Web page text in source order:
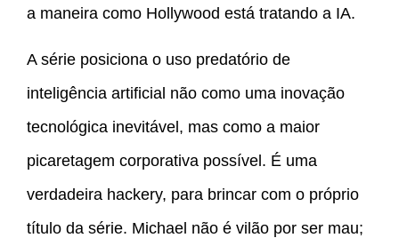
a maneira como Hollywood está tratando a IA.
A série posiciona o uso predatório de
inteligência artificial não como uma inovação
tecnológica inevitável, mas como a maior
picaretagem corporativa possível. É uma
verdadeira hackery, para brincar com o próprio
título da série. Michael não é vilão por ser mau;